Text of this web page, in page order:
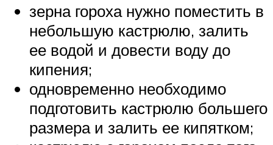
зерна гороха нужно поместить в
небольшую кастрюлю, залить
ее водой и довести воду до
кипения;
одновременно необходимо
подготовить кастрюлю большего
размера и залить ее кипятком;